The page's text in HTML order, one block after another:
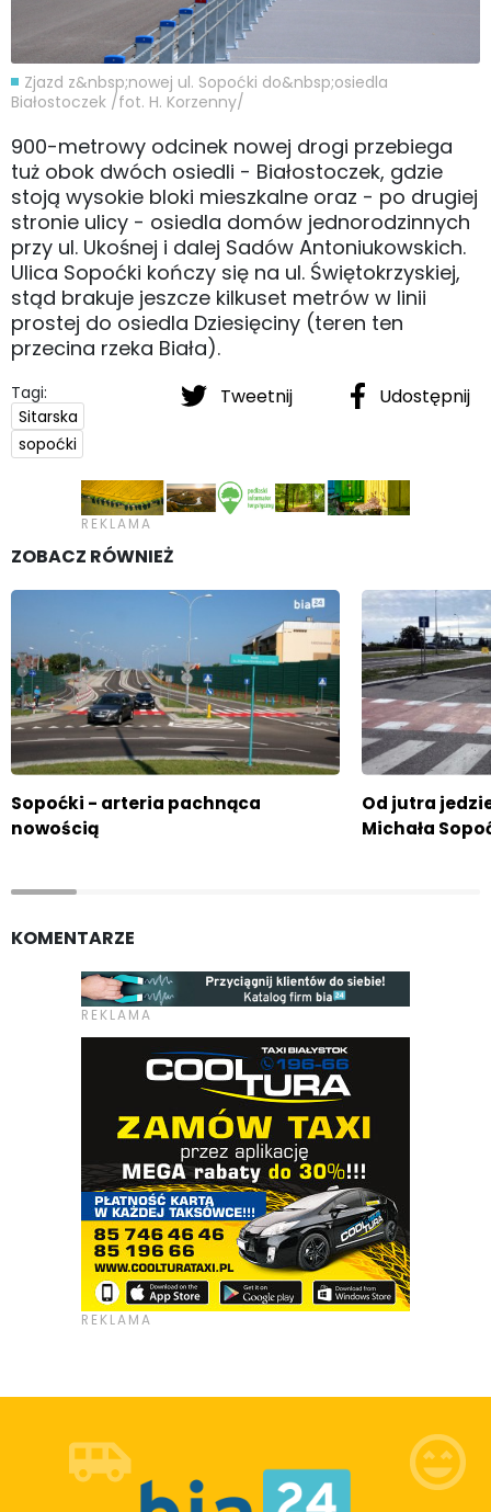
Zjazd z&nbsp;nowej ul. Sopoćki do&nbsp;osiedla
Białostoczek /fot. H. Korzenny/
900-metrowy odcinek nowej drogi przebiega
tuż obok dwóch osiedli - Białostoczek, gdzie
stoją wysokie bloki mieszkalne oraz - po drugiej
stronie ulicy - osiedla domów jednorodzinnych
przy ul. Ukośnej i dalej Sadów Antoniukowskich.
Ulica Sopoćki kończy się na ul. Świętokrzyskiej,
stąd brakuje jeszcze kilkuset metrów w linii
prostej do osiedla Dziesięciny (teren ten
przecina rzeka Biała).
Tweetnij Udostępnij
Tagi:
Sitarska
sopoćki
ZOBACZ RÓWNIEŻ
Sopoćki - arteria pachnąca
nowością
Od jutra
Michała
KOMENTARZE